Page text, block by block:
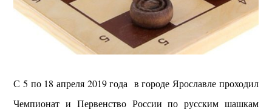
С 5 по 18 апреля 2019 года в городе Ярославле проходил
Чемпионат и Первенство России по русским шашкам